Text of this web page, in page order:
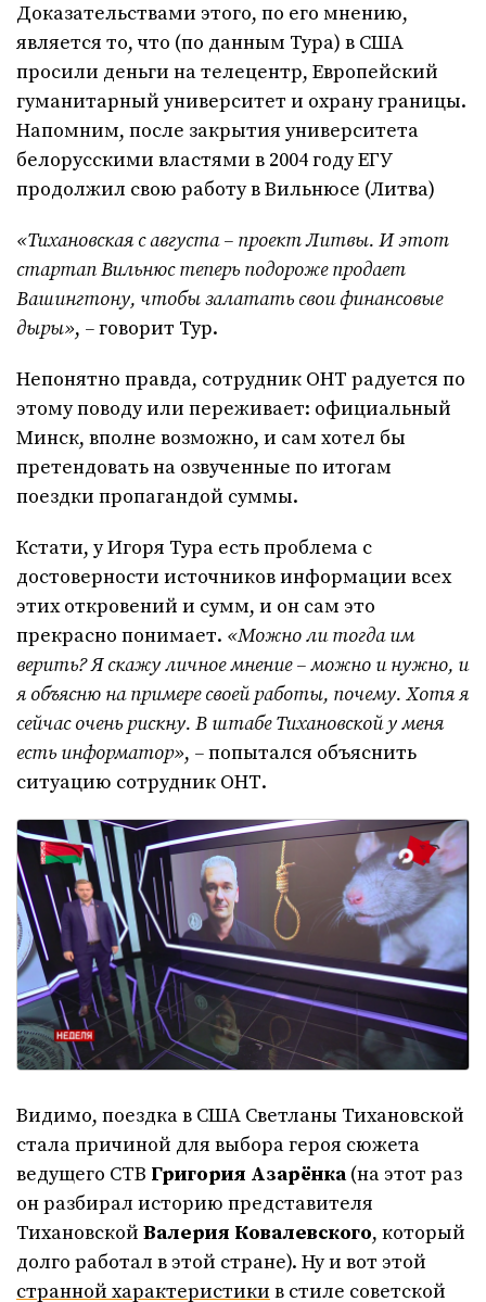
Доказательствами этого, по его мнению,
является то, что (по данным Тура) в США
просили деньги на телецентр, Европейский
гуманитарный университет и охрану границы.
Напомним, после закрытия университета
белорусскими властями в 2004 году ЕГУ
продолжил свою работу в Вильнюсе (Литва)
«Тихановская с августа – проект Литвы. И этот
стартап Вильнюс теперь подороже продает
Вашингтону, чтобы залатать свои финансовые
дыры», –говорит Тур.
Непонятно правда, сотрудник ОНТ радуется по
этому поводу или переживает: официальный
Минск, вполне возможно, и сам хотел бы
претендовать на озвученные по итогам
поездки пропагандой суммы.
Кстати, у Игоря Тура есть проблема с
достоверности источников информации всех
этих откровений и сумм, и он сам это
прекрасно понимает. «Можно ли тогда им
верить? Я скажу личное мнение – можно и нужно, и
я объясню на примере своей работы, почему. Хотя я
сейчас очень рискну. В штабе Тихановской у меня
есть информатор», –попытался объяснить
ситуацию сотрудник ОНТ.
Видимо, поездка в США Светланы Тихановской
стала причиной для выбора героя сюжета
ведущего СТВ Григория Азарёнка(на этот раз
он разбирал историю представителя
Тихановской Валерия Ковалевского, который
долго работал в этой стране). Ну и вот этой
странной характеристики в стиле советской